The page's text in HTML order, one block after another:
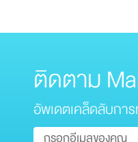
ติดตาม
อัพเดตเคล็ดลับกา